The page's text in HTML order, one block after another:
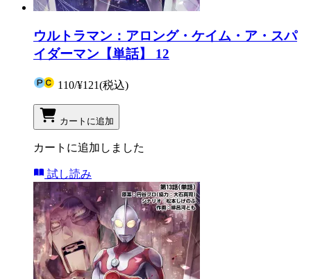
ウルトラマン：アロング・ケイム・ア・スパ
イダーマン【単話】 12
110/¥121(税込)
カートに追加
カートに追加しました
試し読み